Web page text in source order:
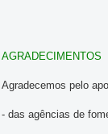
AGRADECIMENTOS
Agradecemos pelo
- das agências de